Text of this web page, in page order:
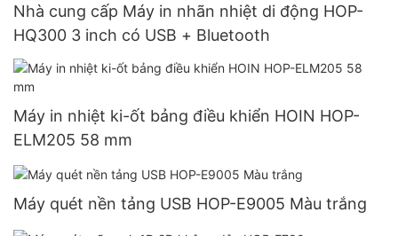
Nhà cung cấp Máy in nhãn nhiệt di động HOP-
HQ300 3 inch có USB + Bluetooth
Máy in nhiệt ki-ốt bảng điều khiển HOIN HOP-
ELM205 58 mm
Máy quét nền tảng USB HOP-E9005 Màu trắng